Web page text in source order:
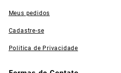
Meus pedidos
Cadastre-se
Politica de Privacidade